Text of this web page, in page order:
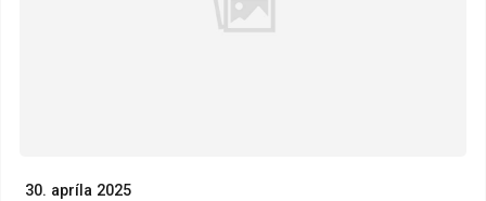
30. apríla 2025